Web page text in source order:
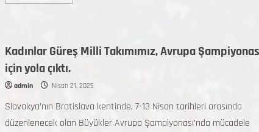
Kadınlar Güreş Milli Takımımız, Avrupa
için yola çıktı.
admin Nisan 21, 2025
Slovakya’nın Bratislava kentinde, 7-13 Nisan tarihleri arasında
düzenlenecek olan Büyükler Avrupa Şampiyonası’nda mücadele